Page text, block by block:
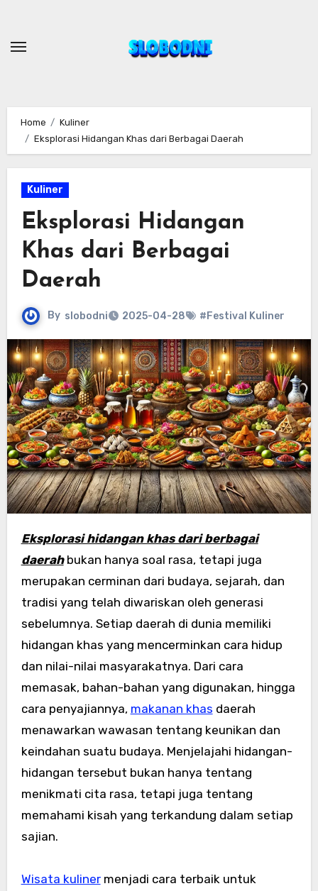
content
Home
Kuliner
Eksplorasi Hidangan Khas dari Berbagai Daerah
Kuliner
Eksplorasi Hidangan
Khas dari Berbagai
Daerah
By slobodni 2025-04-28 #Festival Kuliner
Eksplorasi hidangan khas dari berbagai
daerahbukan hanya soal rasa, tetapi juga
merupakan cerminan dari budaya, sejarah, dan
tradisi yang telah diwariskan oleh generasi
sebelumnya. Setiap daerah di dunia memiliki
hidangan khas yang mencerminkan cara hidup
dan nilai-nilai masyarakatnya. Dari cara
memasak, bahan-bahan yang digunakan, hingga
cara penyajiannya, makanan khas daerah
menawarkan wawasan tentang keunikan dan
keindahan suatu budaya. Menjelajahi hidangan-
hidangan tersebut bukan hanya tentang
menikmati cita rasa, tetapi juga tentang
memahami kisah yang terkandung dalam setiap
sajian.
Wisata kulinermenjadi cara terbaik untuk